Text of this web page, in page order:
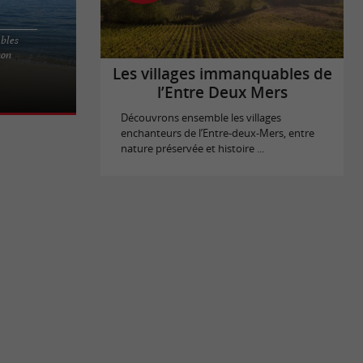
La
Les villages immanquables de
l’Entre Deux Mers
Découvrons ensemble les villages
enchanteurs de l’Entre-deux-Mers, entre
nature préservée et histoire ...